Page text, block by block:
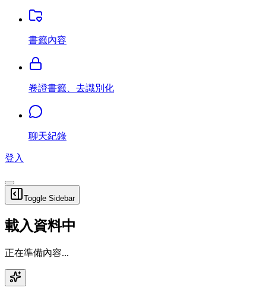
書籤內容
卷證書籤、去識別化
聊天紀錄
登入
Toggle Sidebar
載入資料中
正在準備內容...